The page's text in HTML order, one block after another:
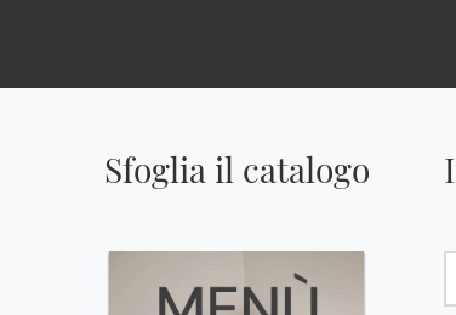
Sfoglia il catalogo